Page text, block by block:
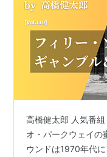
高橋健太郎 人気番
オ・パークウェイの
ウンドは1970年代